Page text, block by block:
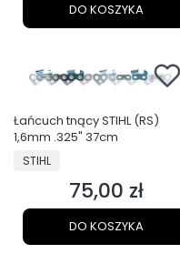
DO KOSZYKA
Łańcuch tnący STIHL (RS)
1,6mm .325" 37cm
PRODUCENT
STIHL
Cena
75,00 zł
DO KOSZYKA